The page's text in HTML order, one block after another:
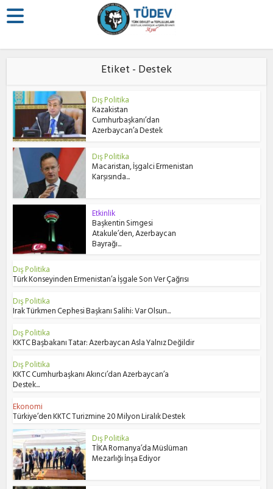
Etiket - Destek
Dış Politika
Kazakistan
Cumhurbaşkanı’dan
Azerbaycan’a Destek
Dış Politika
Macaristan, İşgalci Ermenistan
Karşısında...
Etkinlik
Başkentin Simgesi
Atakule’den, Azerbaycan
Bayrağı...
Dış Politika
Türk Konseyinden Ermenistan’a İşgale Son Ver Çağrısı
Dış Politika
Irak Türkmen Cephesi Başkanı Salihi: Var Olsun...
Dış Politika
KKTC Başbakanı Tatar: Azerbaycan Asla Yalnız Değildir
Dış Politika
KKTC Cumhurbaşkanı Akıncı’dan Azerbaycan’a
Destek...
Ekonomi
Türkiye’den KKTC Turizmine 20 Milyon Liralık Destek
Dış Politika
TİKA Romanya’da Müslüman
Mezarlığı İnşa Ediyor